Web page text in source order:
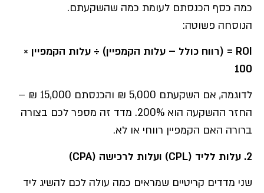
כמה כסף הכנסתם לעומת כמה שהשקעתם.
הנוסחה פשוטה:
ROI =
(רווח כולל – עלות הקמפיין) ÷ עלות הקמפיין ×
100
לדוגמה, אם השקעתם 5,000 ₪ והכנסתם 15,000 ₪ –
החזר ההשקעה הוא 200%. מדד זה מספר לכם בצורה
ברורה האם הקמפיין רווחי או לא.
2. עלות לליד (CPL) ועלות לרכישה (CPA)
שני מדדים קריטיים שמראים כמה עולה לכם להשיג ליד